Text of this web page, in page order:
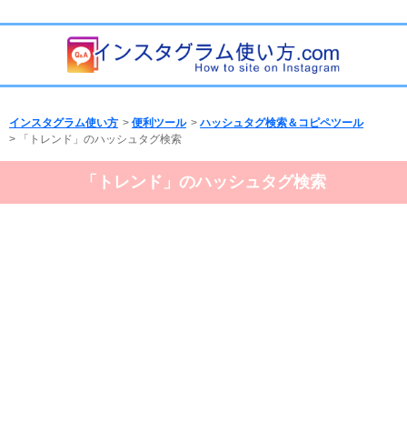
インスタグラム使い方 > 便利ツール >ハッシュタグ検索＆コピペツール
> 「トレンド」のハッシュタグ検索
「トレンド」のハッシュタグ検索